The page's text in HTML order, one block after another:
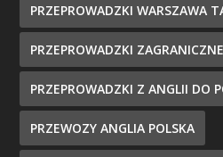
PRZEPROWADZKI WARSZAWA
PRZEPROWADZKI
PRZEPROWADZKI Z ANGLII DO
PRZEWOZY ANGLIA POLSKA